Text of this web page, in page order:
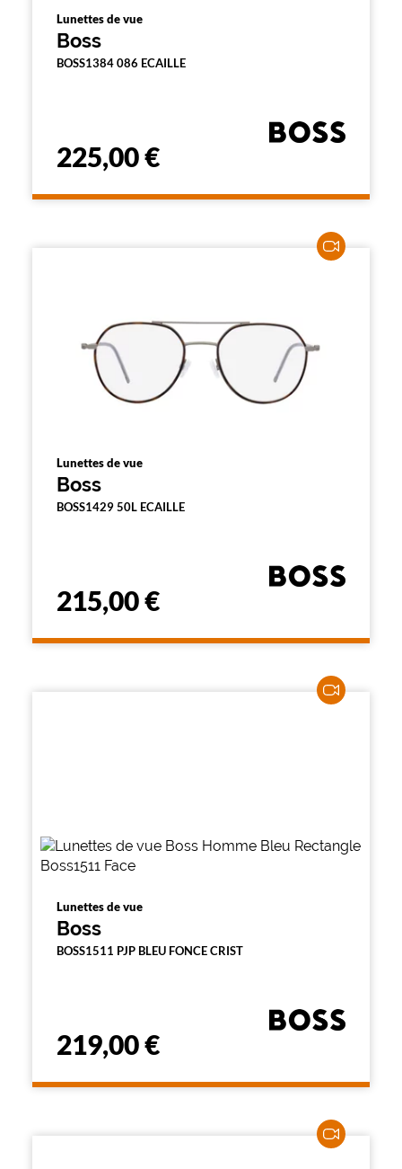
Lunettes de vue
Boss
BOSS1384 086 ECAILLE
225,00 €
Lunettes de vue
Boss
BOSS1429 50L ECAILLE
215,00 €
Lunettes de vue
Boss
BOSS1511 PJP BLEU FONCE CRIST
219,00 €